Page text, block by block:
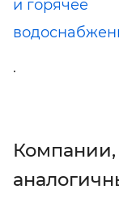
и горячее
.